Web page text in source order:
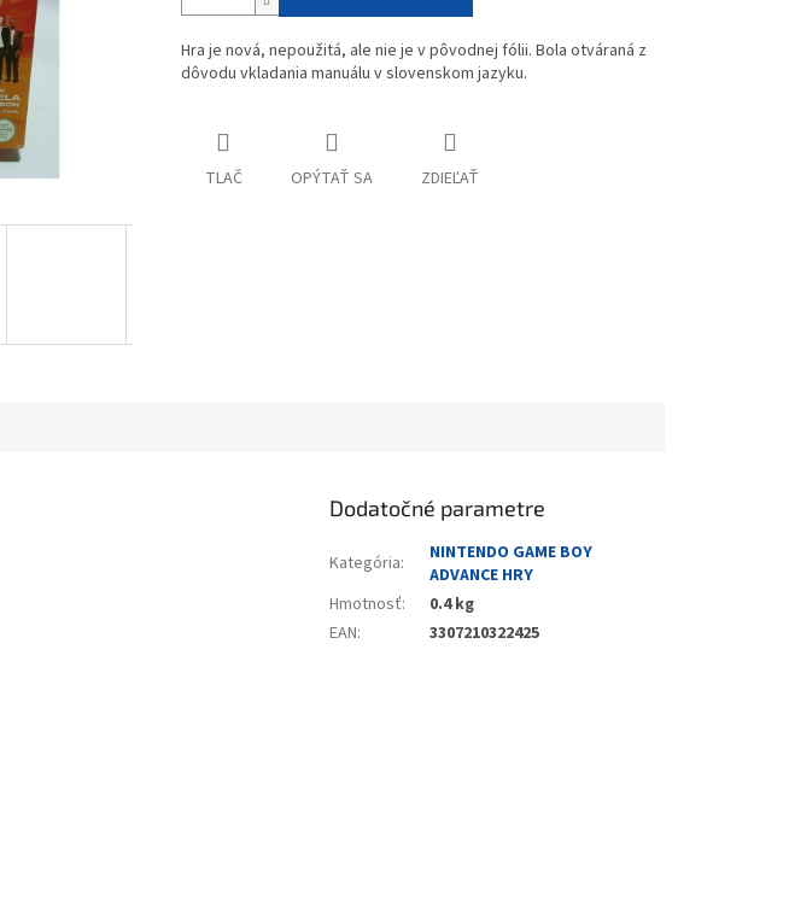
Hra je nová, nepoužitá, ale nie je v pôvodnej fólii. Bola otváraná z
dôvodu vkladania manuálu v slovenskom jazyku.
TLAČ OPÝTAŤ SA ZDIEĽAŤ
Dodatočné parametre
Kategória:
NINTENDO GAME BOY
ADVANCE HRY
Hmotnosť:
0.4 kg
EAN: 3307210322425